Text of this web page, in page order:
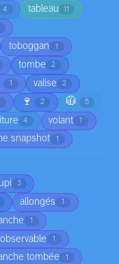
4 tableau 11
toboggan 1
tombe 2
1 valise 2
🍷 2 🧥 5
4 volant 1
snapshot 1
3
allongés 1
1
1
tombée 1